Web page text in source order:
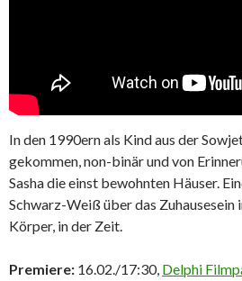
In den 1990ern als Kind aus der
gekommen, non-binär und von
Sasha die einst bewohnten Häuser.
Schwarz-Weiß über das Zuhausesein
Körper, in der Zeit.
Premiere: 16.02./17:30, Delphi